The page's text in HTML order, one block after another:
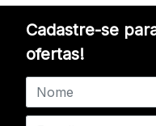
Cadastre-se
ofertas!